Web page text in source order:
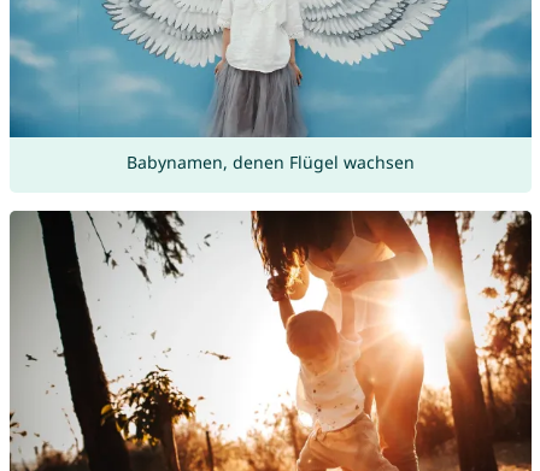
Babynamen, denen Flügel wachsen